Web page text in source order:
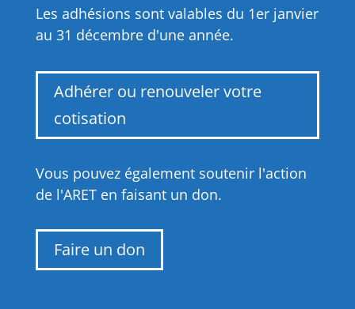
Les adhésions sont valables du 1er janvier
au 31 décembre d'une année.
Adhérer ou renouveler votre
cotisation
Vous pouvez également soutenir l'action
de l'ARET en faisant un don.
Faire un don